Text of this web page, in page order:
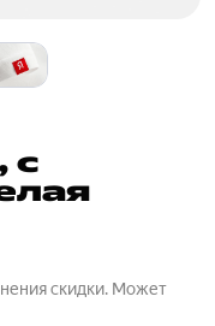
с
скидки. Может